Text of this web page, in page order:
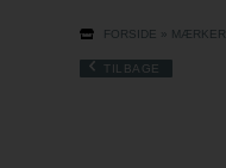
FORSIDE » MÆRKER
TILBAGE